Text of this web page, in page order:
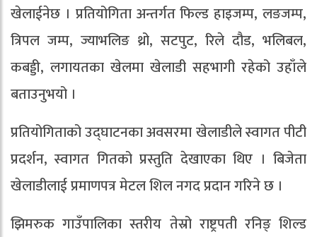
खेलाईनेछ । प्रतियोगिता अन्तर्गत फिल्ड हाइजम्प, लङजम्प,
त्रिपल जम्प, ज्याभलिङ थ्रो, सटपुट, रिले दौड, भलिबल,
कबड्डी, लगायतका खेलमा खेलाडी सहभागी रहेको उहाँले
बताउनुभयो ।
प्रतियोगिताको उद्घाटनका अवसरमा खेलाडीले स्वागत पीटी
प्रदर्शन, स्वागत गितको प्रस्तुति देखाएका थिए । बिजेता
खेलाडीलाई प्रमाणपत्र मेटल शिल नगद प्रदान गरिने छ ।
झिमरुक गाउँपालिका स्तरीय तेस्रो राष्ट्रपती रनिङ् शिल्ड